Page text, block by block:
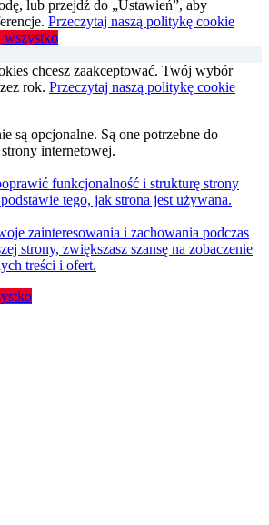
lub przejdź do „Ustawień”, aby
Przeczytaj naszą politykę cookie
wszystko
chcesz zaakceptować. Twój wybór
rok. Przeczytaj naszą politykę cookie
są opcjonalne. Są one potrzebne do
internetowej.
funkcjonalność i strukturę strony
tego, jak strona jest używana.
zainteresowania i zachowania podczas
strony, zwiększasz szansę na zobaczenie
treści i ofert.